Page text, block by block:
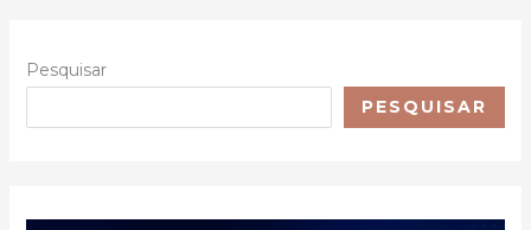
Pesquisar
PESQUISAR